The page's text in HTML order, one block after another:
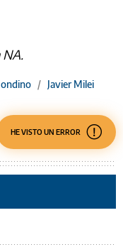
NA.
/ Javier Milei
HE VISTO UN ERROR